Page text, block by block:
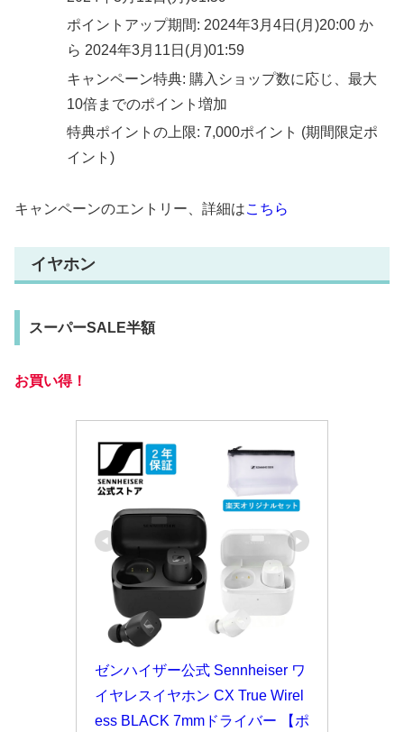
ポイントアップ期間: 2024年3月4日(月)20:00 か
ら 2024年3月11日(月)01:59
キャンペーン特典: 購入ショップ数に応じ、最大
10倍までのポイント増加
特典ポイントの上限: 7,000ポイント (期間限定ポ
イント)
キャンペーンのエントリー、詳細はこちら
イヤホン
スーパーSALE半額
お買い得！
ゼンハイザー公式 Sennheiser ワ
イヤレスイヤホン CX True Wirel
ess BLACK 7mmドライバー 【ポ